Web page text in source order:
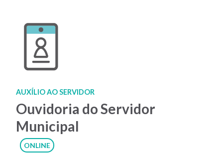
AUXÍLIO AO SERVIDOR
Ouvidoria do Servidor
Municipal
ONLINE